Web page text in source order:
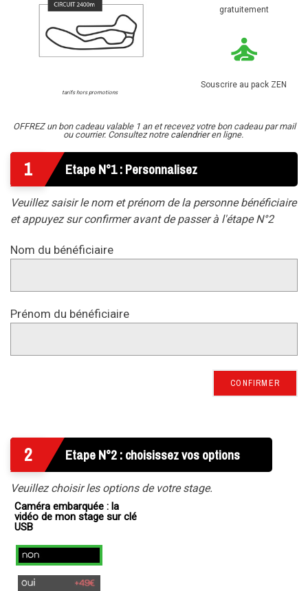
tarifs hors promotions
gratuitement
Souscrire au pack ZEN
OFFREZ un bon cadeau valable 1 an et recevez votre bon cadeau par mail
ou courrier. Consultez notre calendrieren ligne.
1 Etape N°1 : Personnalisez
Veuillez saisir le nom et prénom de la personne bénéficiaire
et appuyez sur confirmer avant de passer à l'étape N°2
Nom du bénéficiaire
Prénom du bénéficiaire
CONFIRMER
2 Etape N°2 : choisissez vos options
Veuillez choisir les options de votre stage.
Caméra embarquée : la
vidéo de mon stage sur clé
USB
non
oui